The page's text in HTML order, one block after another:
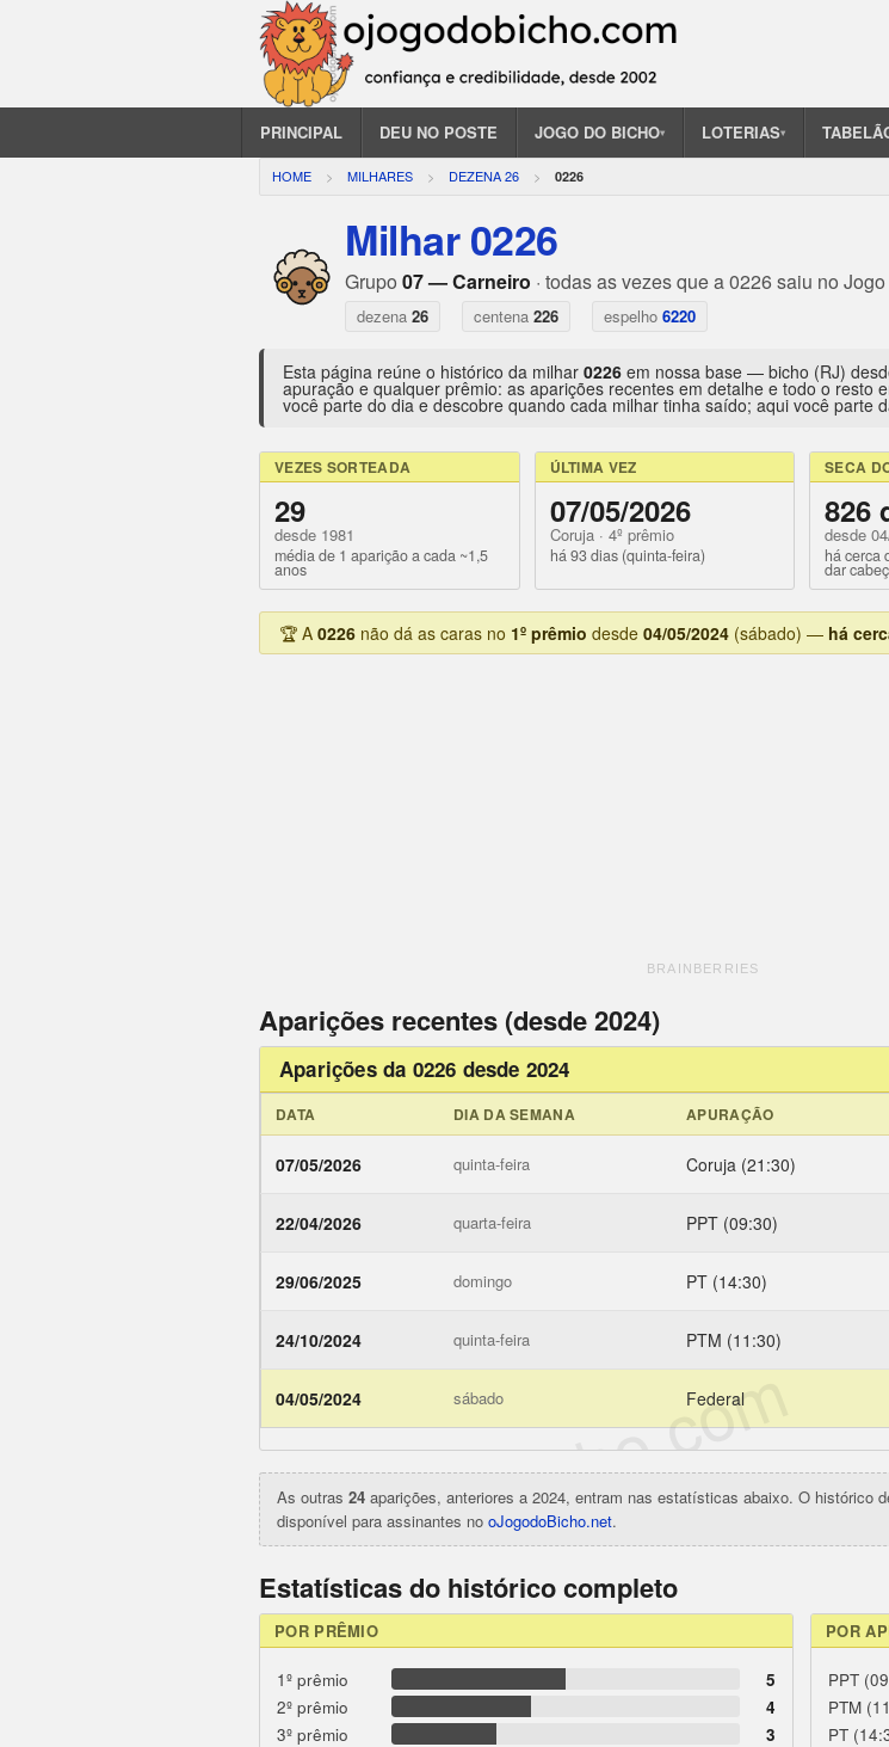
PRINCIPAL DEU NO POSTE JOGO DO BICHO▾ LOTERIAS▾
HOME MILHARES DEZENA 26 0226
Milhar 0226
Grupo 07 — Carneiro · todas as vezes que a 0226 saiu no
dezena 26 centena 226 espelho 6220
Esta página reúne o histórico da milhar 0226 em nossa base — bicho (RJ)
apuração e qualquer prêmio: as aparições recentes em detalhe e todo o resto
você parte do dia e descobre quando cada milhar tinha saído; aqui você parte
VEZES SORTEADA
29
desde 1981
média de 1 aparição a cada ~1,5
anos
ÚLTIMA VEZ
07/05/2026
Coruja · 4º prêmio
há 93 dias (quinta-feira)
SECA
826
desde
há cerca
dar
🏆 A 0226 não dá as caras no 1º prêmio desde 04/05/2024 (sábado) — há
Aparições recentes (desde 2024)
Aparições da 0226 desde 2024
DATA DIA DA SEMANA APURAÇÃO
07/05/2026 quinta-feira Coruja (21:30)
22/04/2026 quarta-feira PPT (09:30)
29/06/2025 domingo PT (14:30)
24/10/2024 quinta-feira PTM (11:30)
04/05/2024 sábado Federal
ojogodobicho.com
As outras 24 aparições, anteriores a 2024, entram nas estatísticas abaixo. O histórico
disponível para assinantes no oJogodoBicho.net.
Estatísticas do histórico completo
POR PRÊMIO
1º prêmio
5
2º prêmio
4
3º prêmio
3
POR
PPT
PTM
PT